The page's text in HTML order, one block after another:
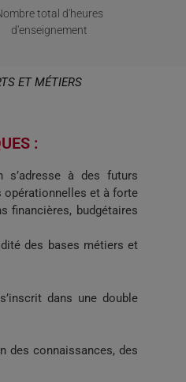
total d'heures
d'enseignement
ET MÉTIERS
:
s’adresse à des futurs
opérationnelles et à forte
financières, budgétaires
des bases métiers et
dans une double
des connaissances, des